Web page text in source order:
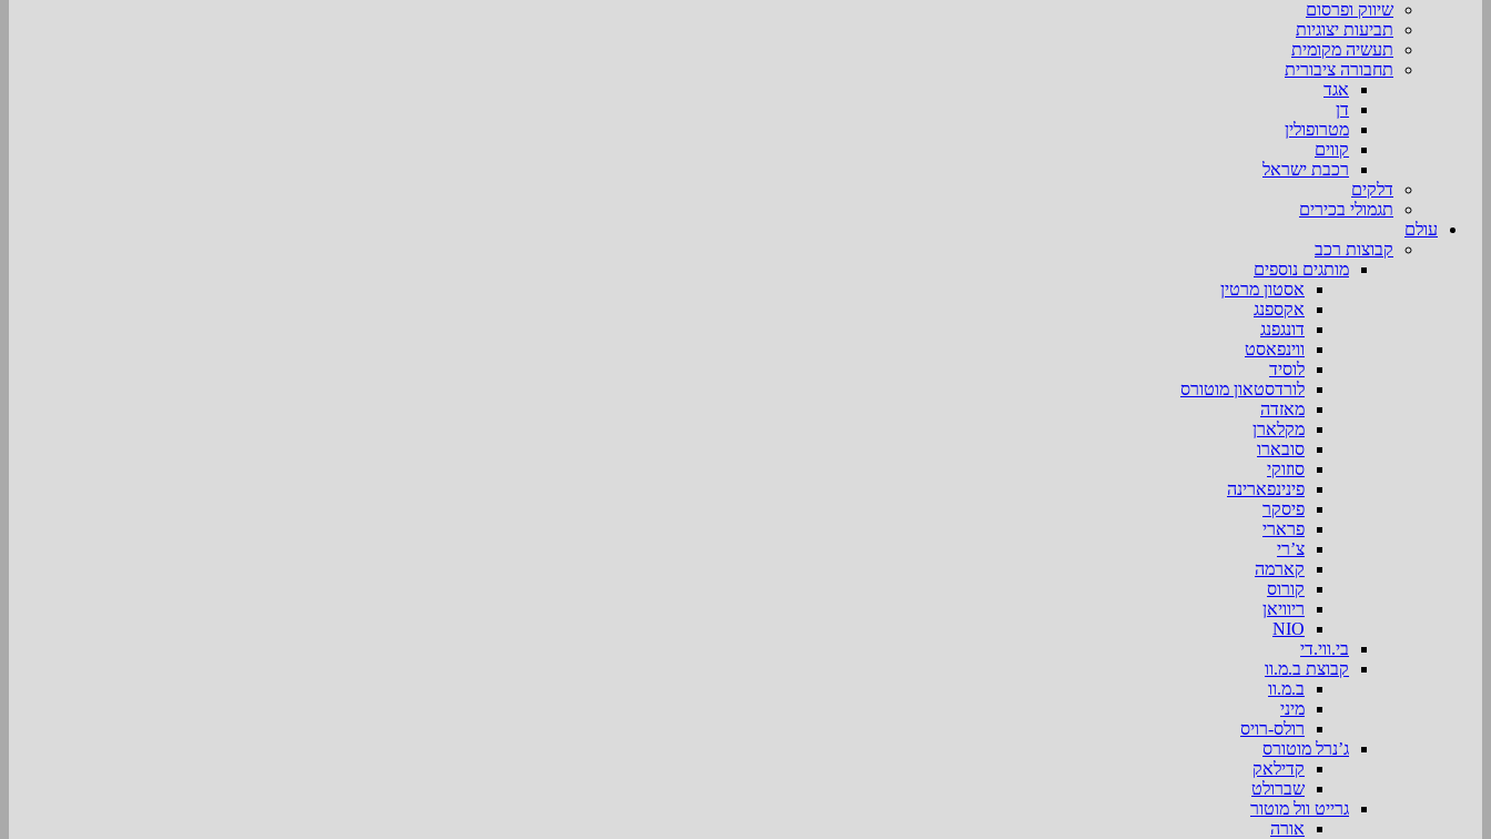
שיווק ופרסום
תביעות יצוגיות
תעשיה מקומית
תחבורה ציבורית
אגד
דן
מטרופולין
קווים
רכבת ישראל
דלקים
תגמולי בכירים
עולם
קבוצות רכב
מותגים נוספים
אסטון מרטין
אקספנג
דונגפנג
ווינפאסט
לוסיד
לורדסטאון מוטורס
מאזדה
מקלארן
סובארו
סוזוקי
פינינפארינה
פיסקר
פרארי
צ’רי
קארמה
קורוס
ריוויאן
NIO
בי.ווי.די
קבוצת ב.מ.וו
ב.מ.וו
מיני
רולס-רויס
ג’נרל מוטורס
קדילאק
שברולט
גרייט וול מוטור
אורה